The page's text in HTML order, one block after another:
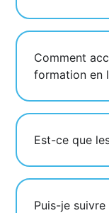
Comment
formation en
Est-ce que
Puis-je